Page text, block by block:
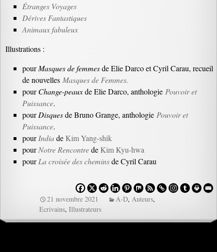
Étranges Voyages
Dérives Fantastiques
Animaux fabuleux
Illustrations :
pourMasques de femmesde Elie Darco et Cyril Carau, recueil
de nouvelles Masques de Femmes.
pourChange-peauxde Elie Darco, anthologie Pouvoir et
Puissance.
pourDisquesde Bruno Grange, anthologie Pouvoir et
Puissance.
pourIndiadeKim Yang-shik
pourNotre RencontredeKim Kyu-hwa
pourLa croisée des cheminsde Cyril Carau
21 novembre 2021 A-D,Auteurs,
Ecrivains,Illustrateurs